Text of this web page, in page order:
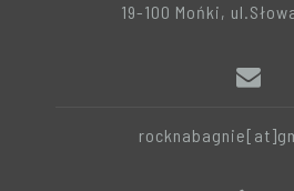
19-100 Mońki,